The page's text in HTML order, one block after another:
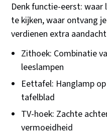
Denk functie-eerst:
te kijken, waar ontvang
verdienen extra
Zithoek: Combinatie
leeslampen
Eettafel: Hanglamp
tafelblad
TV-hoek: Zachte
vermoeidheid